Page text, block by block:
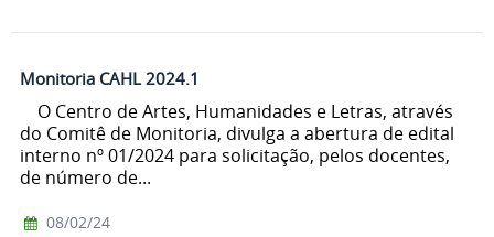
Monitoria CAHL 2024.1
O Centro de Artes, Humanidades e Letras, através
do Comitê de Monitoria, divulga a abertura de edital
interno nº 01/2024 para solicitação, pelos docentes,
de número de...
08/02/24